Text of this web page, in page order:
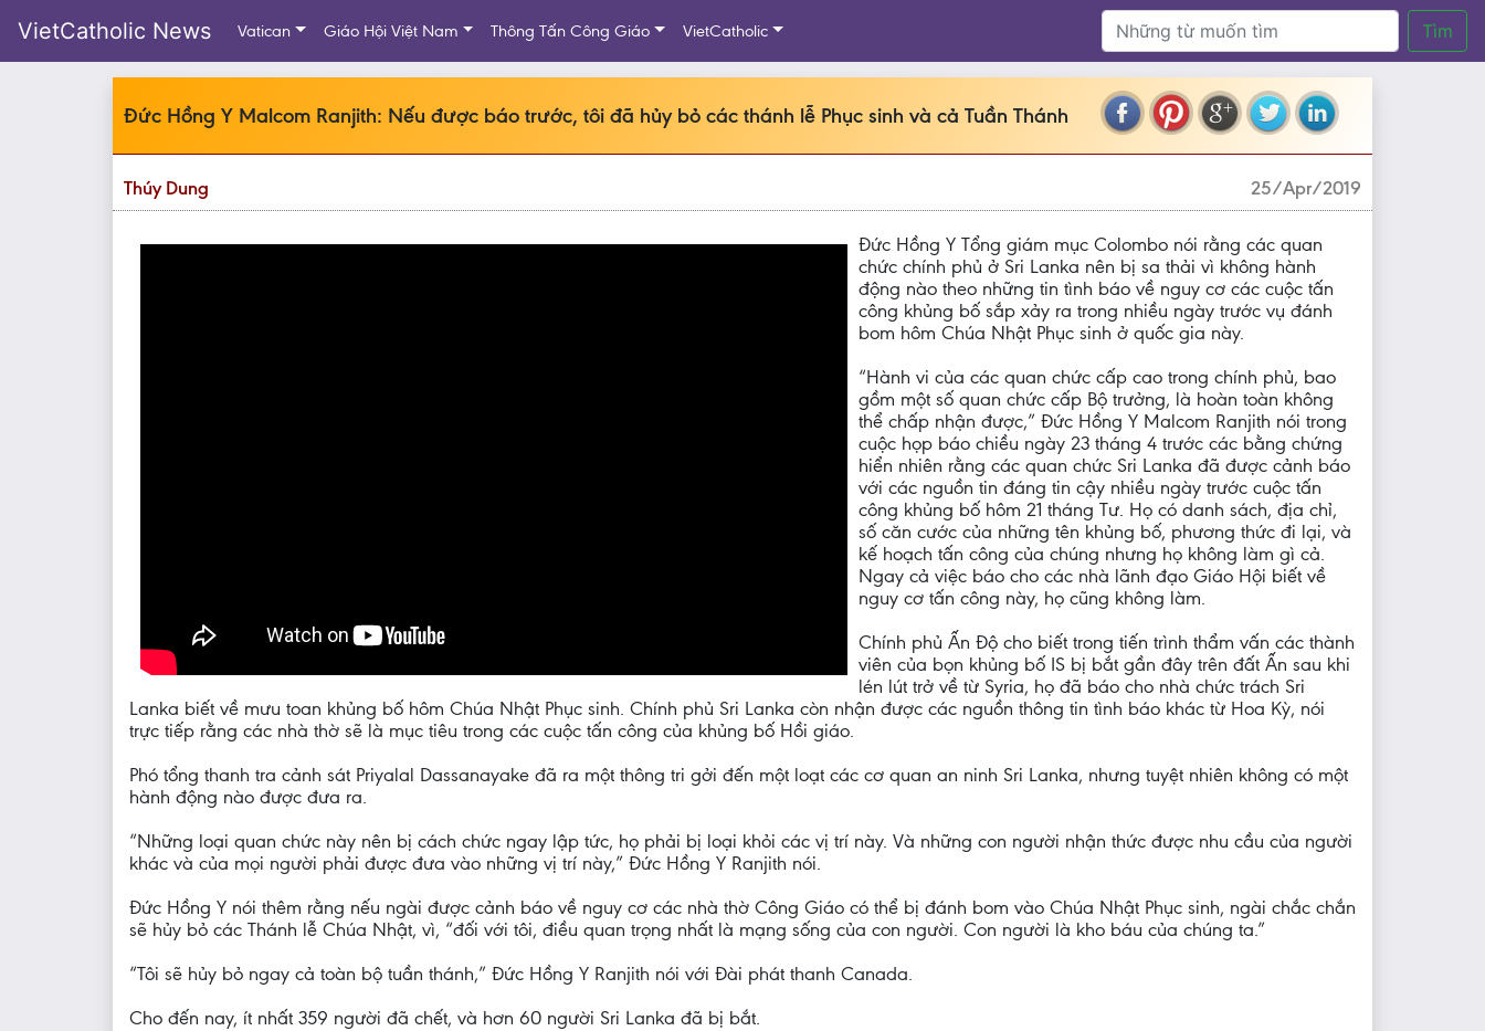
VietCatholic News Vatican Giáo Hội Việt Nam Thông Tấn Công Giáo VietCatholic Tìm
Đức Hồng Y Malcom Ranjith: Nếu được báo trước, tôi đã hủy bỏ các thánh lễ Phục sinh và cả Tuần Thánh
Thúy Dung 25/Apr/2019
Đức Hồng Y Tổng giám mục Colombo nói rằng các quan
chức chính phủ ở Sri Lanka nên bị sa thải vì không hành
động nào theo những tin tình báo về nguy cơ các cuộc tấn
công khủng bố sắp xảy ra trong nhiều ngày trước vụ đánh
bom hôm Chúa Nhật Phục sinh ở quốc gia này.
“Hành vi của các quan chức cấp cao trong chính phủ, bao
gồm một số quan chức cấp Bộ trưởng, là hoàn toàn không
thể chấp nhận được,” Đức Hồng Y Malcom Ranjith nói trong
cuộc họp báo chiều ngày 23 tháng 4 trước các bằng chứng
hiển nhiên rằng các quan chức Sri Lanka đã được cảnh báo
với các nguồn tin đáng tin cậy nhiều ngày trước cuộc tấn
công khủng bố hôm 21 tháng Tư. Họ có danh sách, địa chỉ,
số căn cước của những tên khủng bố, phương thức đi lại, và
kế hoạch tấn công của chúng nhưng họ không làm gì cả.
Ngay cả việc báo cho các nhà lãnh đạo Giáo Hội biết về
nguy cơ tấn công này, họ cũng không làm.
Chính phủ Ấn Độ cho biết trong tiến trình thẩm vấn các thành
viên của bọn khủng bố IS bị bắt gần đây trên đất Ấn sau khi
lén lút trở về từ Syria, họ đã báo cho nhà chức trách Sri
Lanka biết về mưu toan khủng bố hôm Chúa Nhật Phục sinh. Chính phủ Sri Lanka còn nhận được các nguồn thông tin tình báo khác từ Hoa Kỳ, nói
trực tiếp rằng các nhà thờ sẽ là mục tiêu trong các cuộc tấn công của khủng bố Hồi giáo.
Phó tổng thanh tra cảnh sát Priyalal Dassanayake đã ra một thông tri gởi đến một loạt các cơ quan an ninh Sri Lanka, nhưng tuyệt nhiên không có một
hành động nào được đưa ra.
“Những loại quan chức này nên bị cách chức ngay lập tức, họ phải bị loại khỏi các vị trí này. Và những con người nhận thức được nhu cầu của người
khác và của mọi người phải được đưa vào những vị trí này,” Đức Hồng Y Ranjith nói.
Đức Hồng Y nói thêm rằng nếu ngài được cảnh báo về nguy cơ các nhà thờ Công Giáo có thể bị đánh bom vào Chúa Nhật Phục sinh, ngài chắc chắn
sẽ hủy bỏ các Thánh lễ Chúa Nhật, vì, “đối với tôi, điều quan trọng nhất là mạng sống của con người. Con người là kho báu của chúng ta.”
“Tôi sẽ hủy bỏ ngay cả toàn bộ tuần thánh,” Đức Hồng Y Ranjith nói với Đài phát thanh Canada.
Cho đến nay, ít nhất 359 người đã chết, và hơn 60 người Sri Lanka đã bị bắt.